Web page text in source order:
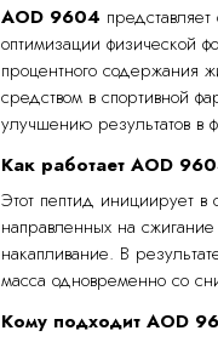
AOD 9604
оптимизации физической
процентного содержания
средством в спортивной
улучшению результатов в
Как работает AOD
Этот пептид инициирует в
направленных на
накапливание. В
масса одновременно со
Кому подходит AOD